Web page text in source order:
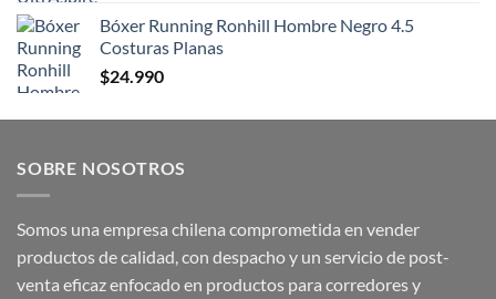
Bóxer Running Ronhill Hombre Negro 4.5
Costuras Planas
$24.990
SOBRE NOSOTROS
Somos una empresa chilena comprometida en vender
productos de calidad, con despacho y un servicio de post-
venta eficaz enfocado en productos para corredores y